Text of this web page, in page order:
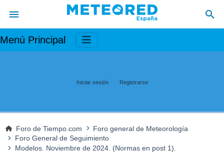
Menú Principal
Iniciar sesión Registrarse
Foro de Tiempo.com
Foro general de Meteorología
Foro General de Seguimiento
Modelos. Noviembre de 2024. (Normas en post 1).